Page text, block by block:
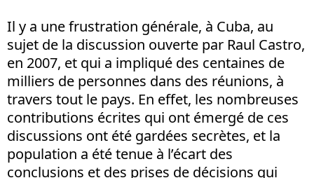
Il y a une frustration générale, à Cuba, au
sujet de la discussion ouverte par Raul Castro,
en 2007, et qui a impliqué des centaines de
milliers de personnes dans des réunions, à
travers tout le pays. En effet, les nombreuses
contributions écrites qui ont émergé de ces
discussions ont été gardées secrètes, et la
population a été tenue à l’écart des
conclusions et des prises de décisions qui